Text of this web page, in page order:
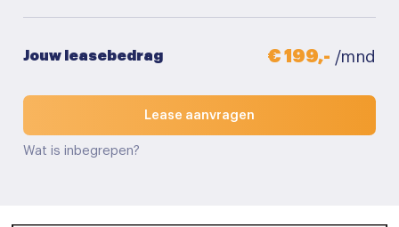
Jouw leasebedrag € 199,- /mnd
Lease aanvragen
Wat is inbegrepen?